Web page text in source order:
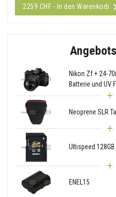
2259 CHF - In den Warenkorb
Nikon Zf + 24-
Batterie und UV
Neoprene SLR
Ultispeed
ENEL15